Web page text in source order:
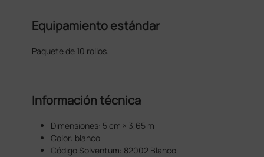
Equipamiento estándar
Paquete de 10 rollos.
Información técnica
Dimensiones: 5 cm × 3,65 m
Color: blanco
Código Solventum: 82002 Blanco